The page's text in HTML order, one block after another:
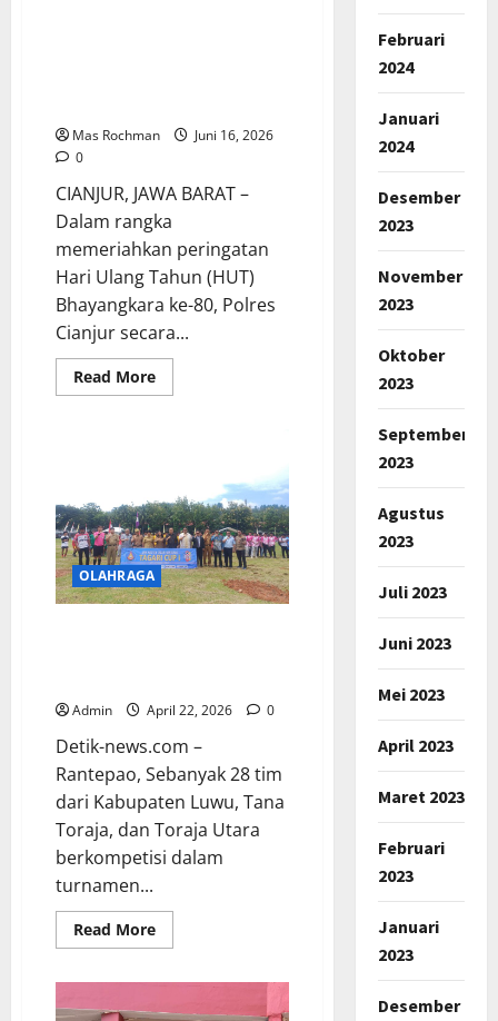
Mas Rochman
Juni 16, 2026
0
CIANJUR, JAWA BARAT –
Dalam rangka
memeriahkan peringatan
Hari Ulang Tahun (HUT)
Bhayangkara ke-80, Polres
Cianjur secara...
Read MoreRead
more
Polres
Cianjur
Resmi
Buka
Kejuaraan
Bulutangkis
Kapolres
Cup
OLAHRAGA
Admin April 22, 2026 0
Detik-news.com –
Rantepao, Sebanyak 28 tim
dari Kabupaten Luwu, Tana
Toraja, dan Toraja Utara
berkompetisi dalam
turnamen...
Read MoreRead
more
Februari
2024
Januari
2024
Desember
2023
November
2023
Oktober
2023
September
2023
Agustus
2023
Juli 2023
Juni 2023
Mei 2023
April 2023
Maret 2023
Februari
2023
Januari
2023
Desember